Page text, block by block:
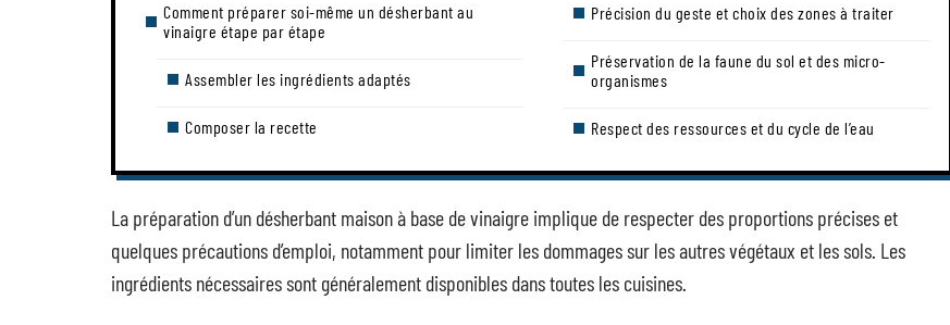
Comment préparer soi-même un désherbant au
vinaigre étape par étape
Assembler les ingrédients adaptés
Composer la recette
Précision du geste et choix des zones à traiter
Préservation de la faune du sol et des micro-
organismes
Respect des ressources et du cycle de l’eau
La préparation d’un désherbant maison à base de vinaigre implique de respecter des proportions précises et
quelques précautions d’emploi, notamment pour limiter les dommages sur les autres végétaux et les sols. Les
ingrédients nécessaires sont généralement disponibles dans toutes les cuisines.